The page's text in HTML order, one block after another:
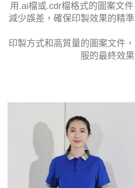
用.ai檔或.cdr檔格式的圖案文
減少誤差，確保印製效果的精
印製方式和高質量的圖案文件
服的最終效果